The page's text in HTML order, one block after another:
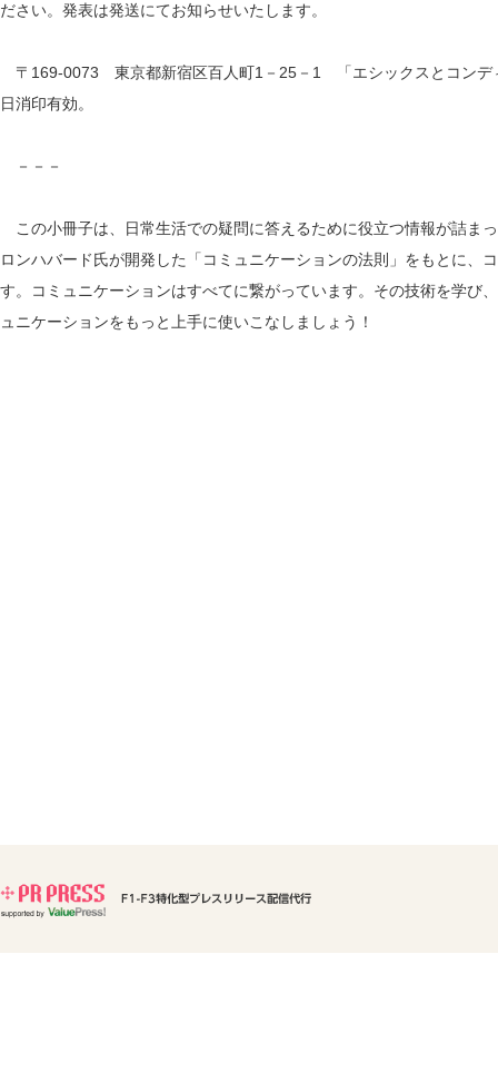
ださい。発表は発送にてお知らせいたします。
〒169-0073 東京都新宿区百人町1－25－1 「エシックスとコンデ
日消印有効。
－－－
この小冊子は、日常生活での疑問に答えるために役立つ情報が詰ま
ロンハバード氏が開発した「コミュニケーションの法則」をもとに、
す。コミュニケーションはすべてに繋がっています。その技術を学び
ュニケーションをもっと上手に使いこなしましょう！